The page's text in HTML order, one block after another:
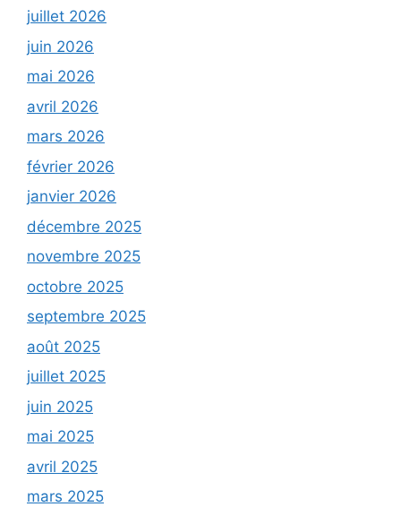
juillet 2026
juin 2026
mai 2026
avril 2026
mars 2026
février 2026
janvier 2026
décembre 2025
novembre 2025
octobre 2025
septembre 2025
août 2025
juillet 2025
juin 2025
mai 2025
avril 2025
mars 2025